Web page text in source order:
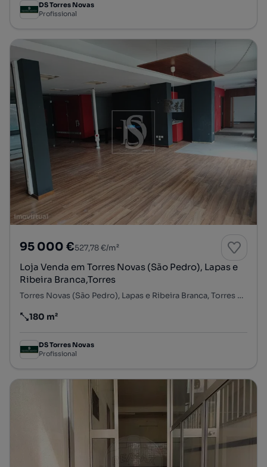
DS Torres Novas
Profissional
95 000 €527,78 €/m²
Loja Venda em Torres Novas (São Pedro), Lapas e
Ribeira Branca,Torres
Torres Novas (São Pedro), Lapas e Ribeira Branca, Torres Novas, Santarém
Preço por metro quadrado
180 m²
DS Torres Novas
Profissional